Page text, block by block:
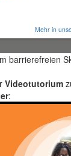
Mehr in
barrierefreien
Videotutorium
: